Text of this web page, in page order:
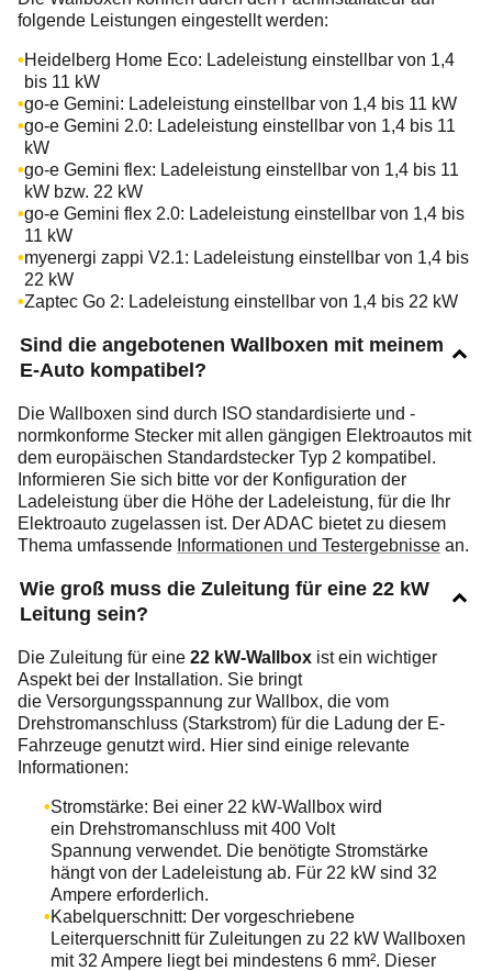
folgende Leistungen eingestellt werden:
Heidelberg Home Eco: Ladeleistung einstellbar von 1,4
bis 11 kW
go-e Gemini: Ladeleistung einstellbar von 1,4 bis 11 kW
go-e Gemini 2.0: Ladeleistung einstellbar von 1,4 bis 11
kW
go-e Gemini flex: Ladeleistung einstellbar von 1,4 bis 11
kW bzw. 22 kW
go-e Gemini flex 2.0: Ladeleistung einstellbar von 1,4 bis
11 kW
myenergi zappi V2.1: Ladeleistung einstellbar von 1,4 bis
22 kW
Zaptec Go 2: Ladeleistung einstellbar von 1,4 bis 22 kW
Sind die angebotenen Wallboxen mit meinem
E-Auto kompatibel?
Die Wallboxen sind durch ISO standardisierte und -
normkonforme Stecker mit allen gängigen Elektroautos mit
dem europäischen Standardstecker Typ 2 kompatibel.
Informieren Sie sich bitte vor der Konfiguration der
Ladeleistung über die Höhe der Ladeleistung, für die Ihr
Elektroauto zugelassen ist. Der ADAC bietet zu diesem
Thema umfassende Informationen und Testergebnisse an.
Wie groß muss die Zuleitung für eine 22 kW
Leitung sein?
Die Zuleitung für eine 22 kW-Wallbox ist ein wichtiger
Aspekt bei der Installation. Sie bringt
die Versorgungsspannung zur Wallbox, die vom
Drehstromanschluss (Starkstrom) für die Ladung der E-
Fahrzeuge genutzt wird. Hier sind einige relevante
Informationen:
Stromstärke: Bei einer 22 kW-Wallbox wird
ein Drehstromanschluss mit 400 Volt
Spannung verwendet. Die benötigte Stromstärke
hängt von der Ladeleistung ab. Für 22 kW sind 32
Ampere erforderlich.
Kabelquerschnitt: Der vorgeschriebene
Leiterquerschnitt für Zuleitungen zu 22 kW Wallboxen
mit 32 Ampere liegt bei mindestens 6 mm². Dieser